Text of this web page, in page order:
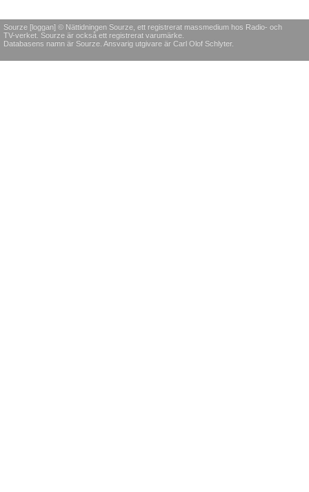
Sourze [loggan] © Nättidningen Sourze, ett registrerat massmedium hos Radio- och
TV-verket. Sourze är också ett registrerat varumärke.
Databasens namn är Sourze. Ansvarig utgivare är Carl Olof Schlyter.